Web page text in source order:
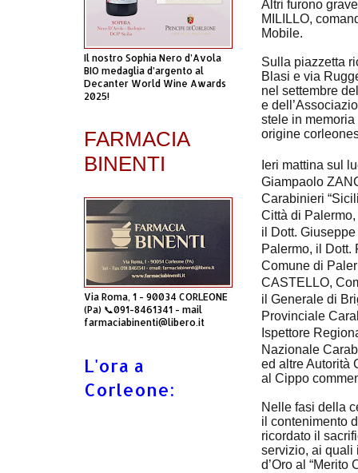
Altri furono
MILILLO,
Mobile.
Sulla piazzetta
Blasi e via
nel settembre
e
stele in memoria
origine
Ieri mattina sul
Giampaolo
Carabinieri
Città di
il
Dott.
Palermo, il
Dott.
Comune di
CASTELLO,
il Generale di
Provinciale
Ispettore
Nazionale
ed altre Autorità
al Cippo
Nelle fasi della
il contenimento
ricordato il
servizio, ai quali
d’Oro al “Merito
Il nostro Sophia Nero d’Avola
BIO medaglia d’argento al
Decanter World Wine Awards
2025!
FARMACIA
BINENTI
Via Roma, 1 - 90034 CORLEONE
(Pa) 📞091-8461341 - mail
farmaciabinenti@libero.it
L'ora a
Corleone: